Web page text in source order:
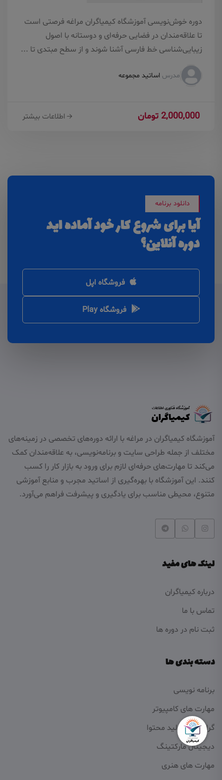
دوره خوش‌نویسی آموزشگاه کیمیاگران مراغه فرصتی است
تا علاقه‌مندان در فضایی حرفه‌ای و دوستانه با اصول
زیبایی‌شناسی خط فارسی آشنا شوند و از سطح مبتدی تا ...
مدرس اساتید مجموعه
2,000,000 تومان اطلاعات بیشتر
دانلود برنامه
آیا برای شروع کار خود آماده اید
دوره آنلاین؟
فروشگاه اپل
فروشگاه Play
آموزشگاه کیمیاگران در مراغه با ارائه دوره‌های تخصصی در زمینه‌های
مختلف از جمله طراحی سایت و برنامه‌نویسی، به علاقه‌مندان کمک
می‌کند تا مهارت‌های حرفه‌ای لازم برای ورود به بازار کار را کسب
کنند. این آموزشگاه با بهره‌گیری از اساتید مجرب و منابع آموزشی
متنوع، محیطی مناسب برای یادگیری و پیشرفت فراهم می‌آورد.
لینک های مفید
درباره کیمیاگران
تماس با ما
ثبت نام در دوره ها
دسته بندی ها
برنامه نویسی
مهارت های کامپیوتر
گرافیک و تولید محتوا
دیجیتال مارکتینگ
مهارت های هنری